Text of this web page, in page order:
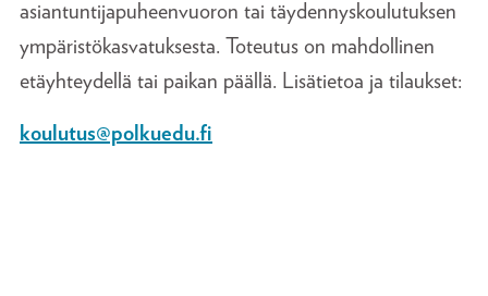
asiantuntijapuheenvuoron tai täydennyskoulutuksen
ympäristökasvatuksesta. Toteutus on mahdollinen
etäyhteydellä tai paikan päällä. Lisätietoa ja tilaukset:
koulutus@polkuedu.fi